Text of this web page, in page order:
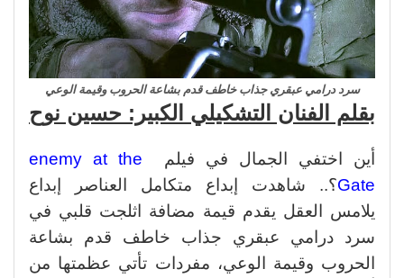
سرد درامي عبقري جذاب خاطف قدم بشاعة الحروب وقيمة الوعي
بقلم الفنان التشكيلي الكبير: حسين نوح
أين اختفي الجمال في فيلم enemy at the
Gate؟.. شاهدت إبداع متكامل العناصر إبداع
يلامس العقل يقدم قيمة مضافة اثلجت قلبي في
سرد درامي عبقري جذاب خاطف قدم بشاعة
الحروب وقيمة الوعي، مفردات تأتي عظمتها من